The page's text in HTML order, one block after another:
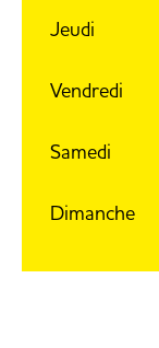
Jeudi
Vendredi
Samedi
Dimanche